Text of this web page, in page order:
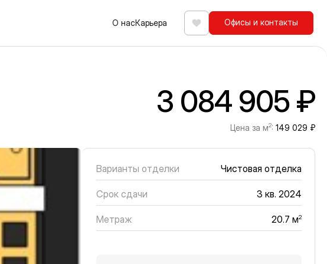
О насКарьера Избранное
Офисы и контакты
3 084 905 ₽
Цена за м2: 149 029 ₽
Варианты отделки Чистовая отделка
Срок сдачи 3 кв. 2024
Метраж 20.7 м2